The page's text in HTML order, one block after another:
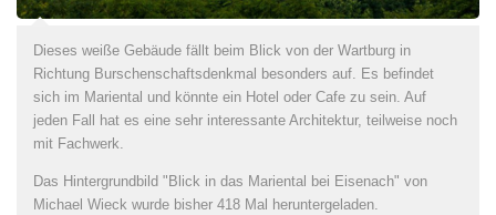
Dieses weiße Gebäude fällt beim Blick von der Wartburg in
Richtung Burschenschaftsdenkmal besonders auf. Es befindet
sich im Mariental und könnte ein Hotel oder Cafe zu sein. Auf
jeden Fall hat es eine sehr interessante Architektur, teilweise noch
mit Fachwerk.
Das Hintergrundbild "Blick in das Mariental bei Eisenach" von
Michael Wieck wurde bisher 418 Mal heruntergeladen.